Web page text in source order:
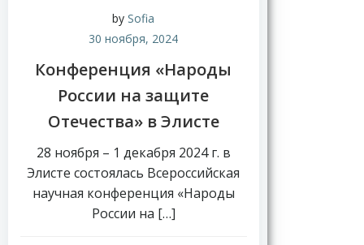
bySofia
30 ноября, 2024
Конференция «Народы
России на защите
Отечества» в Элисте
28 ноября – 1 декабря 2024 г. в
Элисте состоялась Всероссийская
научная конференция «Народы
России на […]